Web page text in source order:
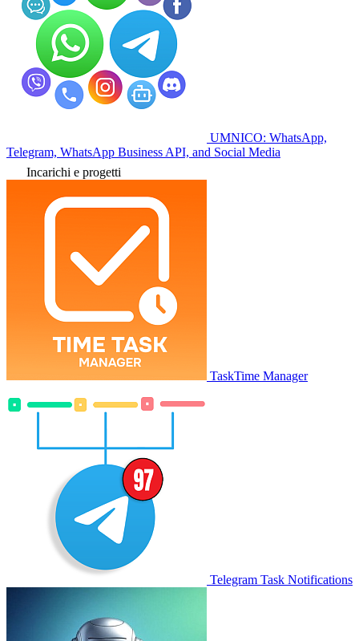
UMNICO: WhatsApp,
Telegram, WhatsApp Business API, and Social Media
Incarichi e progetti
TaskTime Manager
Telegram Task Notifications